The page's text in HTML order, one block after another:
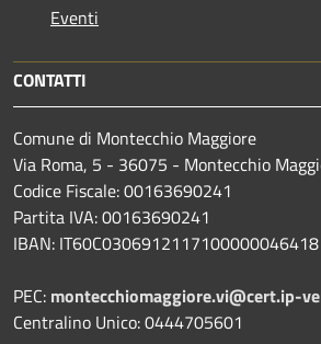
Eventi
CONTATTI
Comune di Montecchio Maggiore
Via Roma, 5 - 36075 - Montecchio
Codice Fiscale: 00163690241
Partita IVA: 00163690241
IBAN: IT60C0306912117100000046418
PEC: montecchiomaggiore.vi@cert.ip-
Centralino Unico: 0444705601